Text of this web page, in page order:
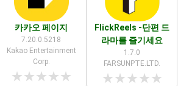
카카오 페이지
7.20.0.5218
Kakao Entertainment
Corp.
★★★★★
FlickReels -단편 드
라마를 즐기세요
1.7.0
FARSUNPTE.LTD.
★★★★★